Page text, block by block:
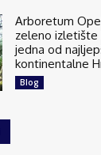
Arboretum
zeleno
jedna od
kontinentalne
Blog